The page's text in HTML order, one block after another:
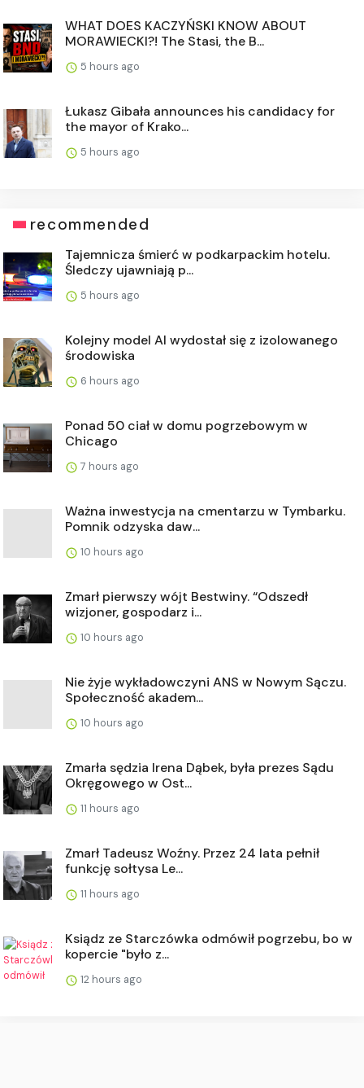
WHAT DOES KACZYŃSKI KNOW ABOUT
MORAWIECKI?! The Stasi, the B...
5 hours ago
Łukasz Gibała announces his candidacy for
the mayor of Krako...
5 hours ago
recommended
Tajemnicza śmierć w podkarpackim hotelu.
Śledczy ujawniają p...
5 hours ago
Kolejny model AI wydostał się z izolowanego
środowiska
6 hours ago
Ponad 50 ciał w domu pogrzebowym w
Chicago
7 hours ago
Ważna inwestycja na cmentarzu w Tymbarku.
Pomnik odzyska daw...
10 hours ago
Zmarł pierwszy wójt Bestwiny. “Odszedł
wizjoner, gospodarz i...
10 hours ago
Nie żyje wykładowczyni ANS w Nowym Sączu.
Społeczność akadem...
10 hours ago
Zmarła sędzia Irena Dąbek, była prezes Sądu
Okręgowego w Ost...
11 hours ago
Zmarł Tadeusz Woźny. Przez 24 lata pełnił
funkcję sołtysa Le...
11 hours ago
Ksiądz ze Starczówka odmówił pogrzebu, bo w
kopercie "było z...
12 hours ago